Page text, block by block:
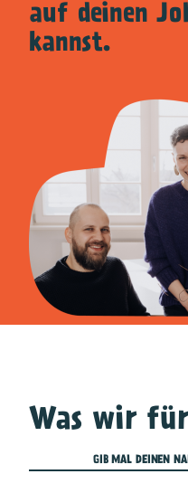
auf deinen
kannst.
Was wir
GIB MAL DEINEN